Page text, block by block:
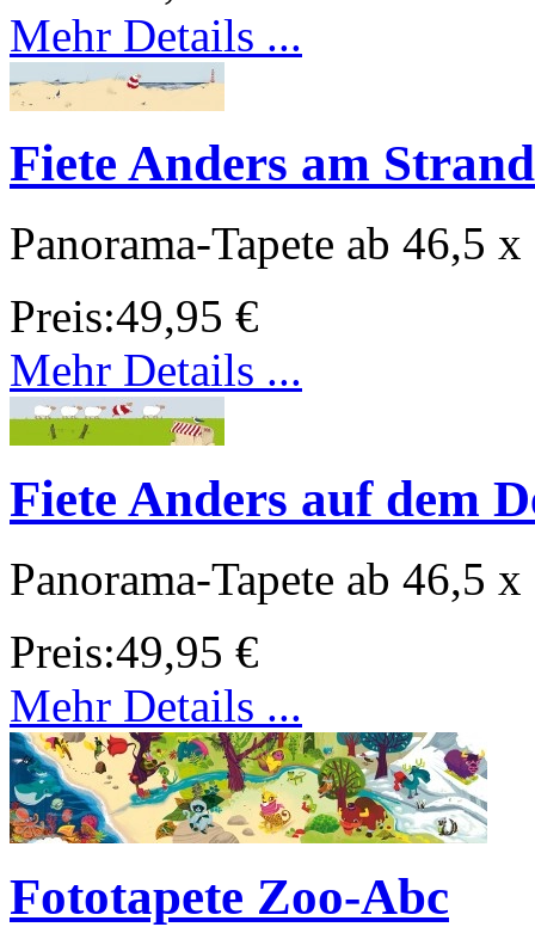
Mehr Details ...
Fiete Anders am
Panorama-Tapete ab 46,5
Preis:49,95 €
Mehr Details ...
Fiete Anders auf dem
Panorama-Tapete ab 46,5
Preis:49,95 €
Mehr Details ...
Fototapete Zoo-Abc